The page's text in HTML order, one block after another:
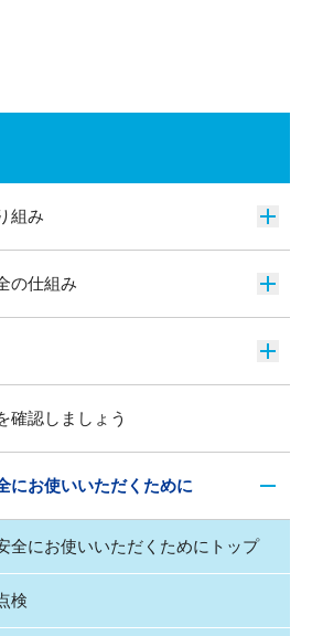
組み
の仕組み
確認しましょう
にお使いいただくために
全にお使いいただくためにトップ
検